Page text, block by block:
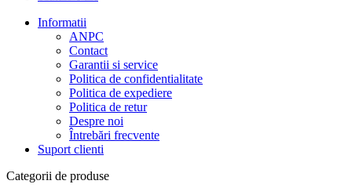
Informatii
ANPC
Contact
Garantii si service
Politica de confidentialitate
Politica de expediere
Politica de retur
Despre noi
Întrebări frecvente
Suport clienti
Categorii de produse